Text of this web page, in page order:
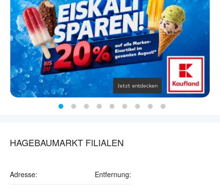
HAGEBAUMARKT FILIALEN
Adresse: Entfernung: